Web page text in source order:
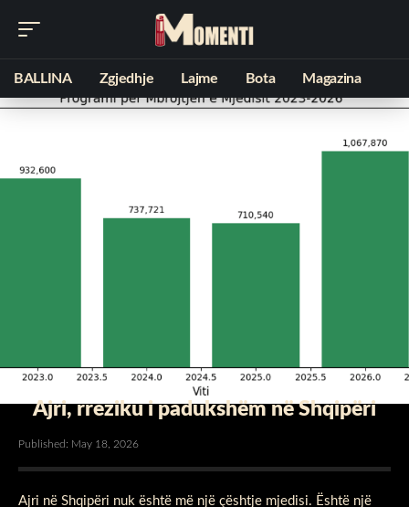
BALLINA Zgjedhje Lajme Bota Magazina
Ajri, rreziku i padukshëm në Shqipëri
Published: May 18, 2026
Ajri në Shqipëri nuk është më një çështje mjedisi. Është një